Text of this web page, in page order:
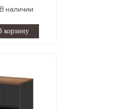
В наличии